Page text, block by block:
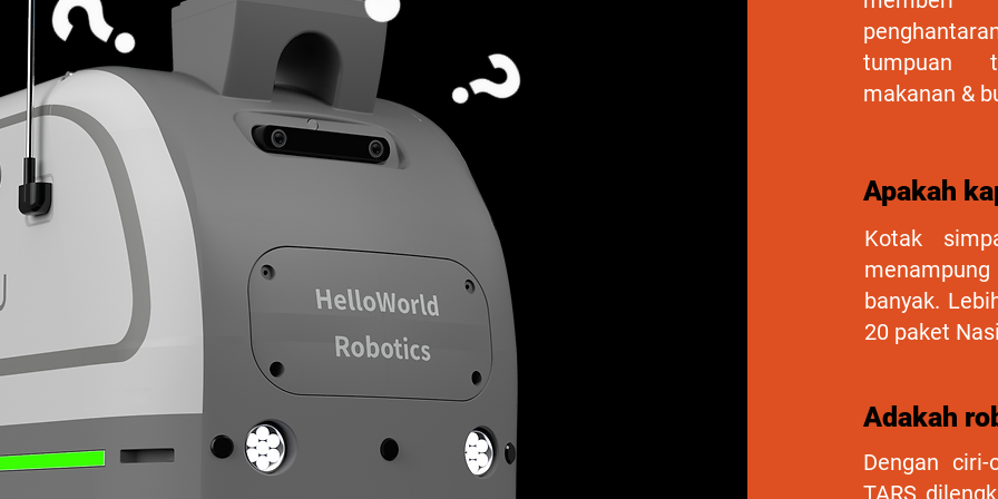
tumpuan
makanan &
Apakah
Kotak
banyak.
20 paket
Adakah
Dengan
TARS